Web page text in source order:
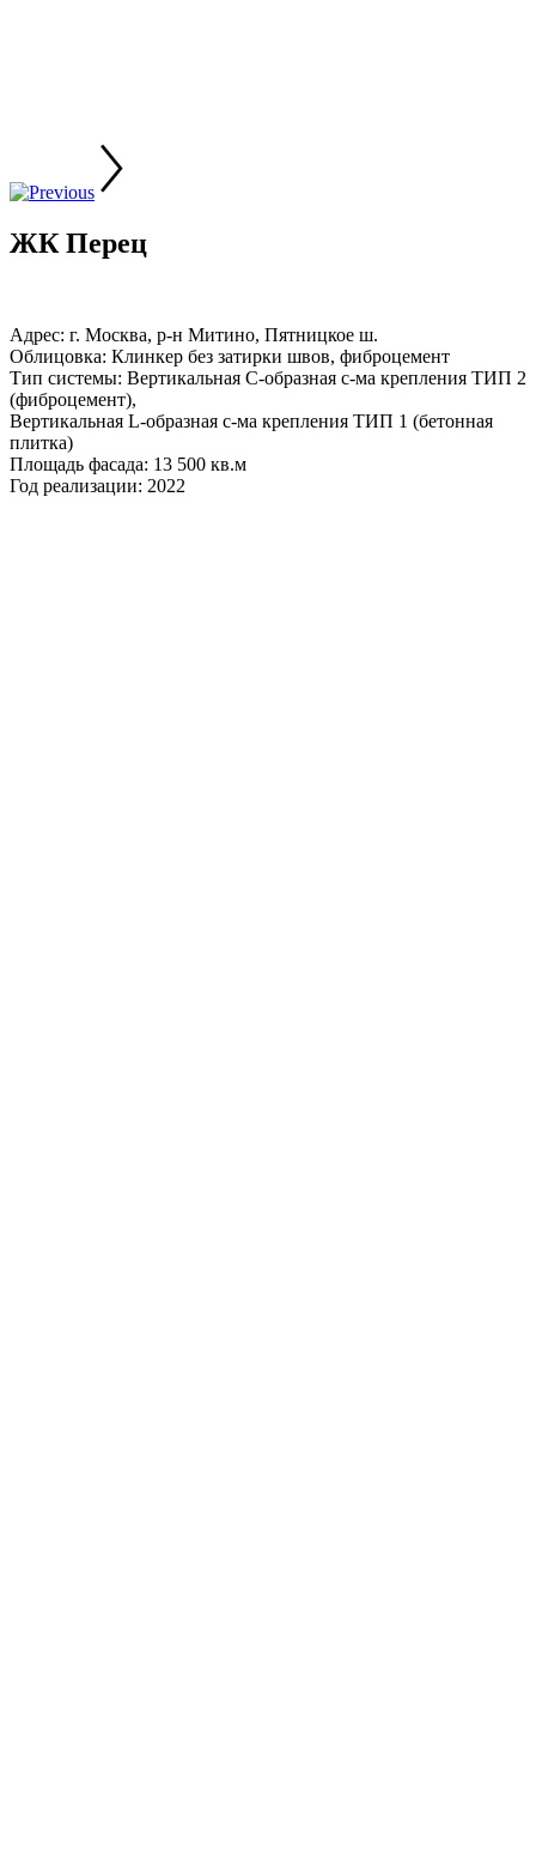
ЖК Перец
Адрес: г. Москва, р-н Митино, Пятницкое ш.
Облицовка: Клинкер без затирки швов, фиброцемент
Тип системы: Вертикальная С-образная с-ма крепления ТИП 2
(фиброцемент),
Вертикальная L-образная с-ма крепления ТИП 1 (бетонная
плитка)
Площадь фасада: 13 500 кв.м
Год реализации: 2022